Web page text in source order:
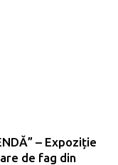
– Expoziție
de fag din